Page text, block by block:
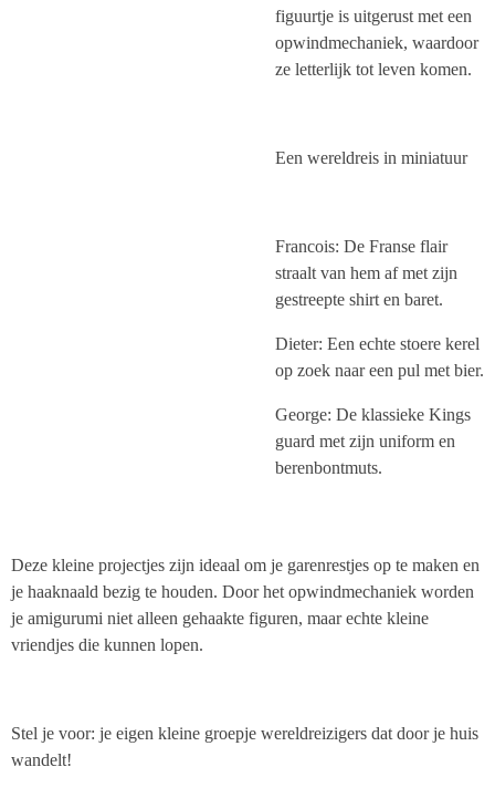
figuurtje is uitgerust met een
opwindmechaniek, waardoor
ze letterlijk tot leven komen.
Een wereldreis in miniatuur
Francois: De Franse flair
straalt van hem af met zijn
gestreepte shirt en baret.
Dieter: Een echte stoere kerel
op zoek naar een pul met bier.
George: De klassieke Kings
guard met zijn uniform en
berenbontmuts.
Deze kleine projectjes zijn ideaal om je garenrestjes op te maken en
je haaknaald bezig te houden. Door het opwindmechaniek worden
je amigurumi niet alleen gehaakte figuren, maar echte kleine
vriendjes die kunnen lopen.
Stel je voor: je eigen kleine groepje wereldreizigers dat door je huis
wandelt!